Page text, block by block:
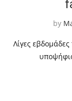
by
Λίγες